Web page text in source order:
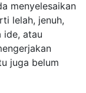
menyelesaikan
lelah, jenuh,
ide, atau
juga belum